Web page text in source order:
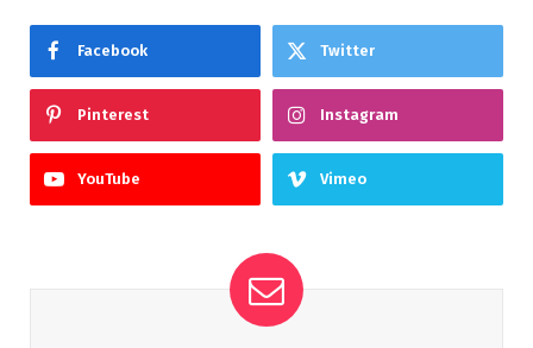
Facebook Twitter
Pinterest Instagram
YouTube Vimeo